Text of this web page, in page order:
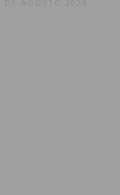
8 DE AGOSTO 2026